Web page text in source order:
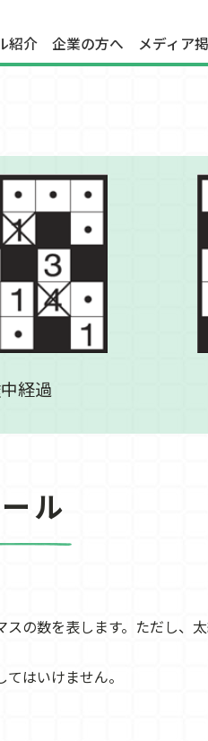
紹介 企業の方へ メディア
経過
ル
の数を表します。ただし、
はいけません。